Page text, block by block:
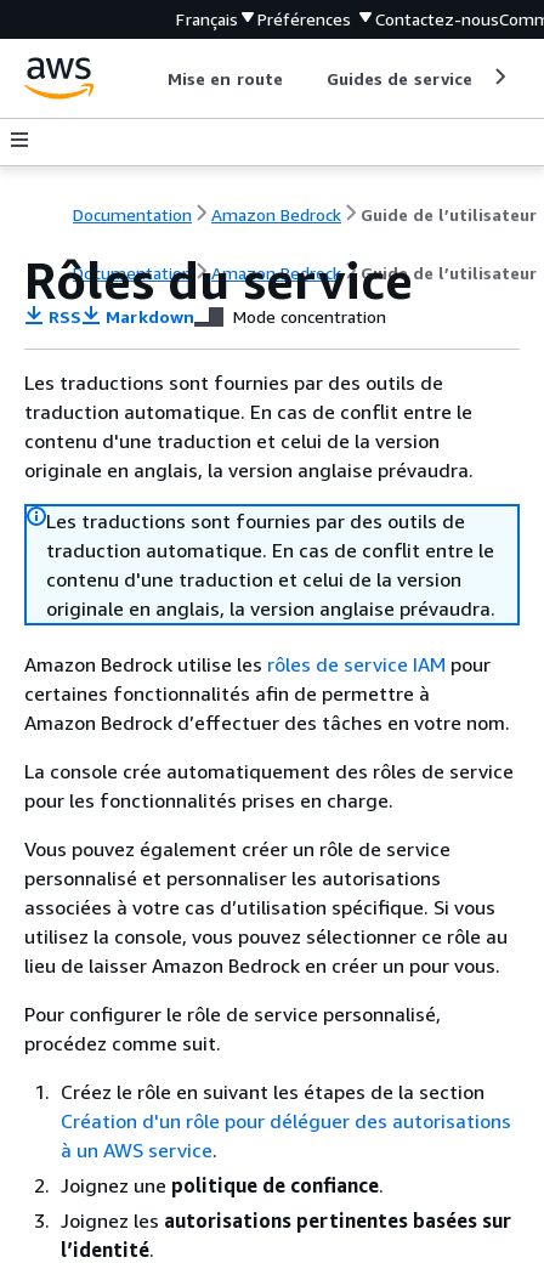
Français Préférences Contactez-nous
Mise en route Guides de service
Documentation Amazon Bedrock Guide de l’utilisateur
Documentation Amazon Bedrock Guide de l’utilisateur
Rôles du service
RSS Markdown Mode concentration
Les traductions sont fournies par des outils de
traduction automatique. En cas de conflit entre le
contenu d'une traduction et celui de la version
originale en anglais, la version anglaise prévaudra.
Les traductions sont fournies par des outils de
traduction automatique. En cas de conflit entre le
contenu d'une traduction et celui de la version
originale en anglais, la version anglaise prévaudra.
Amazon Bedrock utilise les rôles de service IAM pour
certaines fonctionnalités afin de permettre à
Amazon Bedrock d’effectuer des tâches en votre nom.
La console crée automatiquement des rôles de service
pour les fonctionnalités prises en charge.
Vous pouvez également créer un rôle de service
personnalisé et personnaliser les autorisations
associées à votre cas d’utilisation spécifique. Si vous
utilisez la console, vous pouvez sélectionner ce rôle au
lieu de laisser Amazon Bedrock en créer un pour vous.
Pour configurer le rôle de service personnalisé,
procédez comme suit.
Créez le rôle en suivant les étapes de la section
Création d'un rôle pour déléguer des autorisations
à un AWS service.
Joignez une politique de confiance.
Joignez les autorisations pertinentes basées sur
l’identité.